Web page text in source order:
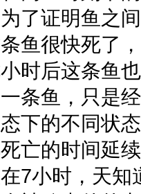
了证明鱼之
鱼很快死了
时后这条鱼
条鱼，只是
下的不同状态
亡的时间延
7小时，天知